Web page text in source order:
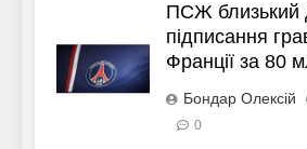
ПСЖ близький
підписання
Франції за 80
Бондар Олексій
0